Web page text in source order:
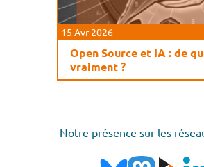
15 Avr 2026
Open Source et IA : de
vraiment ?
Notre présence sur les